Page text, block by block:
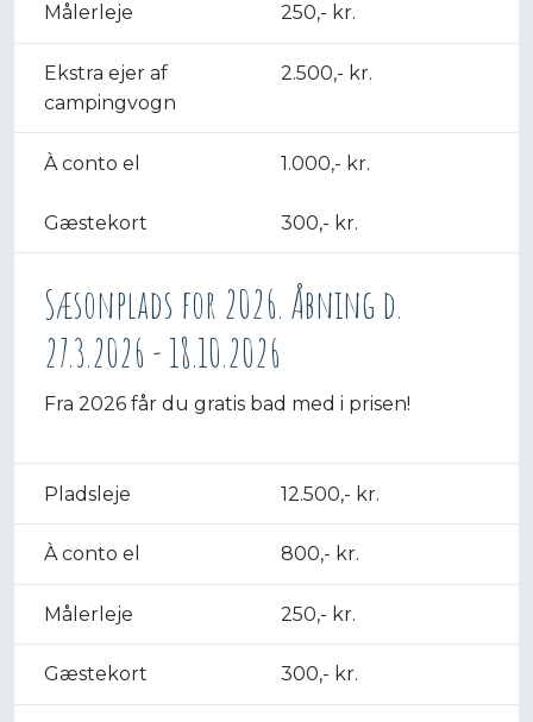
Målerleje​ 250,- kr.
Ekstra ejer af
campingvogn
2.500,- kr.
À conto el
Gæstekort
1.000,- kr.
300,- kr.
Sæsonplads for 2026. Åbning d.
27.3.2026 - 18.10.2026
Fra 2026 får du gratis bad med i prisen!​
Pladsleje​ 12.500,- kr.
À conto el 800,- kr.
Målerleje 250,- kr.
Gæstekort​ 300,- kr.